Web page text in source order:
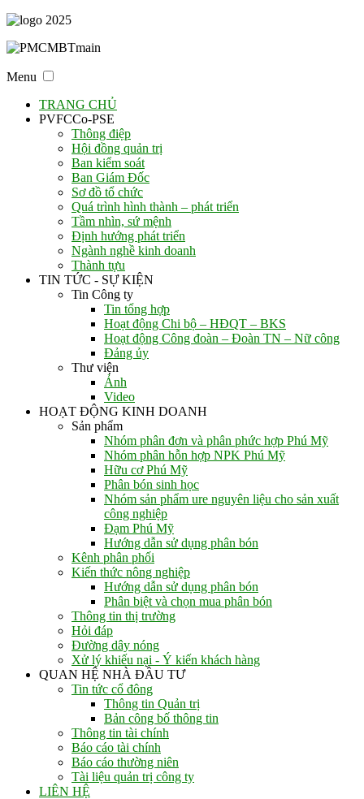
Menu
TRANG CHỦ
PVFCCo-PSE
Thông điệp
Hội đồng quản trị
Ban kiểm soát
Ban Giám Đốc
Sơ đồ tổ chức
Quá trình hình thành – phát triển
Tầm nhìn, sứ mệnh
Định hướng phát triển
Ngành nghề kinh doanh
Thành tựu
TIN TỨC - SỰ KIỆN
Tin Công ty
Tin tổng hợp
Hoạt động Chi bộ – HĐQT – BKS
Hoạt động Công đoàn – Đoàn TN – Nữ công
Đảng ủy
Thư viện
Ảnh
Video
HOẠT ĐỘNG KINH DOANH
Sản phẩm
Nhóm phân đơn và phân phức hợp Phú Mỹ
Nhóm phân hỗn hợp NPK Phú Mỹ
Hữu cơ Phú Mỹ
Phân bón sinh học
Nhóm sản phẩm ure nguyên liệu cho sản xuất
công nghiệp
Đạm Phú Mỹ
Hướng dẫn sử dụng phân bón
Kênh phân phối
Kiến thức nông nghiệp
Hướng dẫn sử dụng phân bón
Phân biệt và chọn mua phân bón
Thông tin thị trường
Hỏi đáp
Đường dây nóng
Xử lý khiếu nại - Ý kiến khách hàng
QUAN HỆ NHÀ ĐẦU TƯ
Tin tức cổ đông
Thông tin Quản trị
Bản công bố thông tin
Thông tin tài chính
Báo cáo tài chính
Báo cáo thường niên
Tài liệu quản trị công ty
LIÊN HỆ